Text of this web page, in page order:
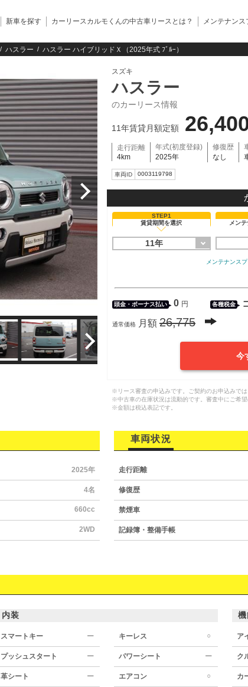
新車を探す カーリースカルモくんの中古車リースとは？ メンテナンス
ハスラー ハスラー ハイブリッドＸ（2025年式 ﾌﾞﾙｰ）
スズキ
ハスラー
のカーリース情報
11年賃貸月額定額
走行距離
4km
年式(初度登録)
2025年
修復歴
なし
車両ID 0003119798
STEP1
賃貸期間を選択
11年
メン
メンテナンス
頭金・ボーナス払い 0 円 各種税金
通常価格 月額 26,775
今
※リース審査の申込みです。ご契約のお申込みで
※中古車の在庫状況は流動的です。審査中にご希
※金額は税込表記です。
2025年
4名
660cc
2WD
車両状況
走行距離
修復歴
禁煙車
記録簿・整備手帳
内装
スマートキー ー キーレス ○
プッシュスタート ー パワーシート ー
革シート ー エアコン ○
ア
ク
カ